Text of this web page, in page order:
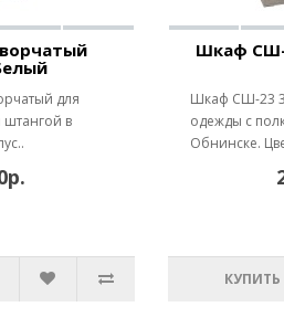
для
в
Шкаф
Шкаф СШ-23
одежды с
Обнинске.
КУПИТЬ